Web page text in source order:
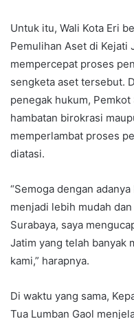
Untuk itu, Wali Kota Eri
Pemulihan Aset di Kejati
mempercepat proses
sengketa aset tersebut.
penegak hukum,
hambatan birokrasi
memperlambat proses
diatasi.
“Semoga dengan
menjadi lebih mudah
Surabaya, saya
Jatim yang telah banyak
kami,” harapnya.
Di waktu yang sama,
Tua Lumban Gaol